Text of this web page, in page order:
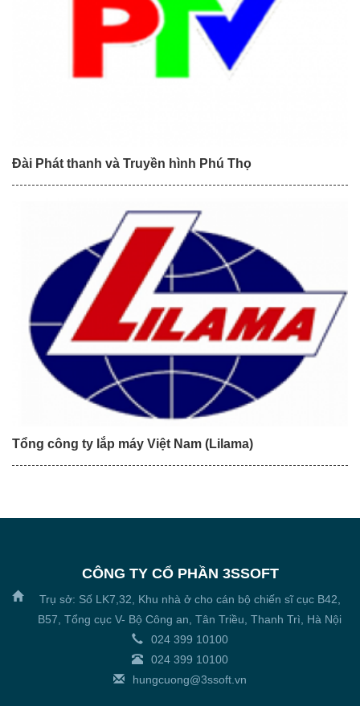
Đài Phát thanh và Truyền hình Phú Thọ
Tổng công ty lắp máy Việt Nam (Lilama)
CÔNG TY CỔ PHẦN 3SSOFT
Trụ sở: Số LK7,32, Khu nhà ở cho cán bộ chiến sĩ cục B42,
B57, Tổng cục V- Bộ Công an, Tân Triều, Thanh Trì, Hà Nội
024 399 10100
024 399 10100
hungcuong@3ssoft.vn